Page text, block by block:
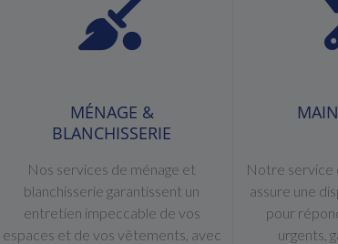
MÉNAGE &
BLANCHISSERIE
Nos services de ménage et
blanchisserie garantissent un
entretien impeccable de vos
espaces et de vos vêtements, avec
Notre service
assure une
pour
urgents,